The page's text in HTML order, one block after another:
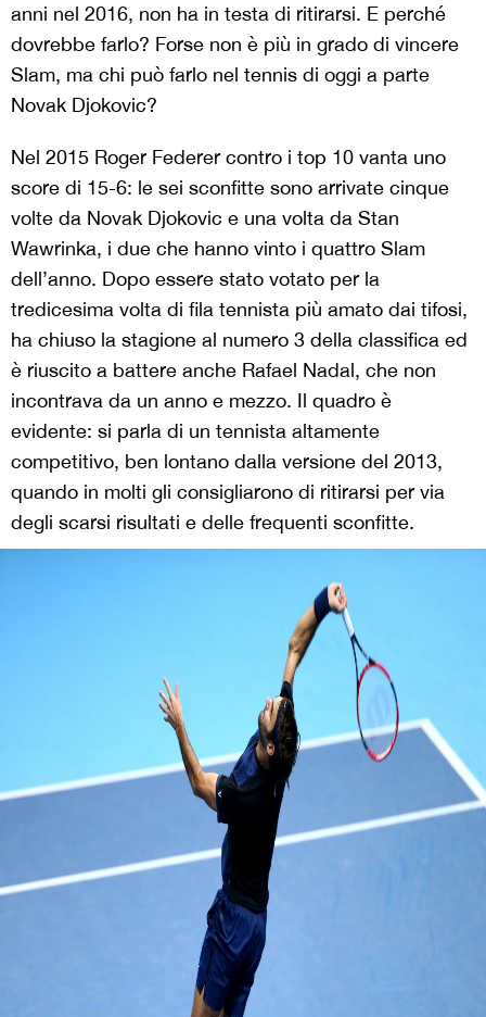
anni nel 2016, non ha in testa di ritirarsi. E perché
dovrebbe farlo? Forse non è più in grado di vincere
Slam, ma chi può farlo nel tennis di oggi a parte
Novak Djokovic?
Nel 2015 Roger Federer contro i top 10 vanta uno
score di 15-6: le sei sconfitte sono arrivate cinque
volte da Novak Djokovic e una volta da Stan
Wawrinka, i due che hanno vinto i quattro Slam
dell’anno. Dopo essere stato votato per la
tredicesima volta di fila tennista più amato dai tifosi,
ha chiuso la stagione al numero 3 della classifica ed
è riuscito a battere anche Rafael Nadal, che non
incontrava da un anno e mezzo. Il quadro è
evidente: si parla di un tennista altamente
competitivo, ben lontano dalla versione del 2013,
quando in molti gli consigliarono di ritirarsi per via
degli scarsi risultati e delle frequenti sconfitte.